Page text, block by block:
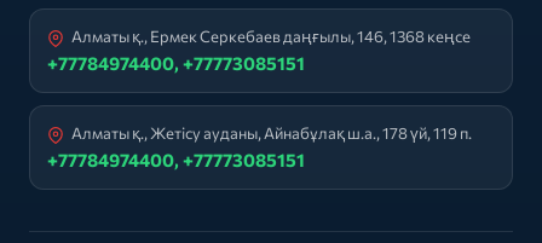
Алматы қ., Ермек Серкебаев даңғылы, 146, 1368 кеңсе
+77784974400, +77773085151
Алматы қ., Жетісу ауданы, Айнабұлақ ш.а., 178 үй, 119 п.
+77784974400, +77773085151